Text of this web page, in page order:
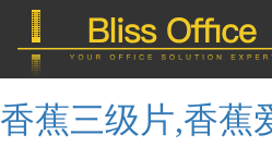
香蕉三级片,香蕉